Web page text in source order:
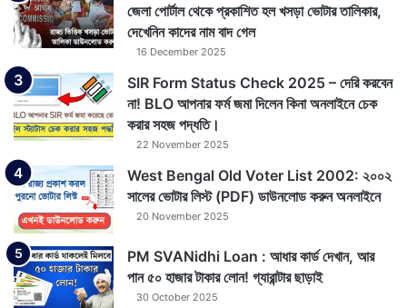
জেলা পোর্টাল থেকে প্রকাশিত হল খসড়া ভোটার তালিকার,
দেখেনিন কাদের নাম বাদ গেল
16 December 2025
SIR Form Status Check 2025 – দেরি করবেন
না! BLO আপনার ফর্ম জমা দিলেন কিনা অনলাইনে চেক
করার সহজ পদ্ধতি।
22 November 2025
West Bengal Old Voter List 2002: ২০০২
সালের ভোটার লিস্ট (PDF) ডাউনলোড করুন অনলাইনে
20 November 2025
PM SVANidhi Loan : আধার কার্ড দেখান, আর
পান ৫০ হাজার টাকার লোন! গ্যারান্টার ছাড়াই
30 October 2025